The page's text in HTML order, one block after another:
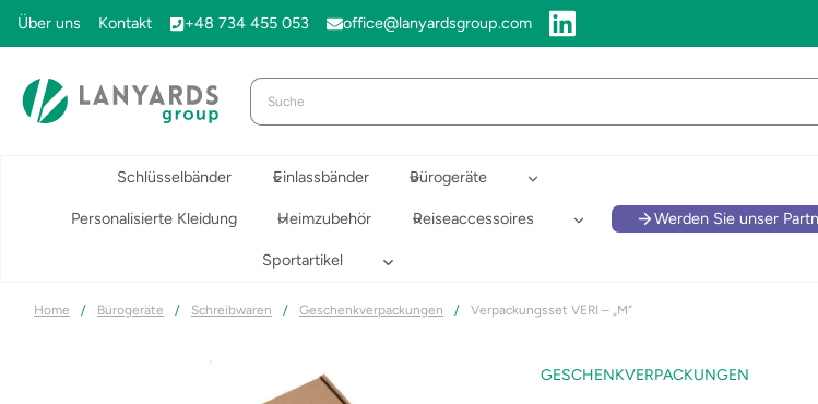
Zum
Inhalt
Über uns Kontakt +48 734 455 053 office@lanyardsgroup.com
Schlüsselbänder Einlassbänder Bürogeräte
Personalisierte Kleidung Heimzubehör Reiseaccessoires
Sportartikel
Werden Sie unser
Home / Bürogeräte / Schreibwaren / Geschenkverpackungen / Verpackungsset VERI – „M“
GESCHENKVERPACKUNGEN